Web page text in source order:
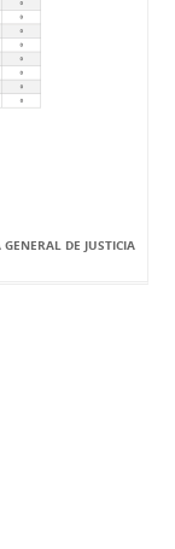
DE JUSTICIA